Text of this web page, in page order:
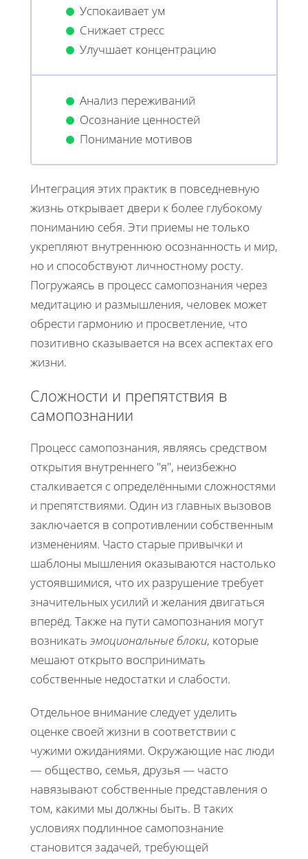
Успокаивает ум
Снижает стресс
Улучшает концентрацию
Анализ переживаний
Осознание ценностей
Понимание мотивов
Интеграция этих практик в повседневную
жизнь открывает двери к более глубокому
пониманию себя. Эти приемы не только
укрепляют внутреннюю осознанность и мир,
но и способствуют личностному росту.
Погружаясь в процесс самопознания через
медитацию и размышления, человек может
обрести гармонию и просветление, что
позитивно сказывается на всех аспектах его
жизни.
Сложности и препятствия в
самопознании
Процесс самопознания, являясь средством
открытия внутреннего "я", неизбежно
сталкивается с определёнными сложностями
и препятствиями. Один из главных вызовов
заключается в сопротивлении собственным
изменениям. Часто старые привычки и
шаблоны мышления оказываются настолько
устоявшимися, что их разрушение требует
значительных усилий и желания двигаться
вперёд. Также на пути самопознания могут
возникать эмоциональные блоки, которые
мешают открыто воспринимать
собственные недостатки и слабости.
Отдельное внимание следует уделить
оценке своей жизни в соответствии с
чужими ожиданиями. Окружающие нас люди
— общество, семья, друзья — часто
навязывают собственные представления о
том, какими мы должны быть. В таких
условиях подлинное самопознание
становится задачей, требующей